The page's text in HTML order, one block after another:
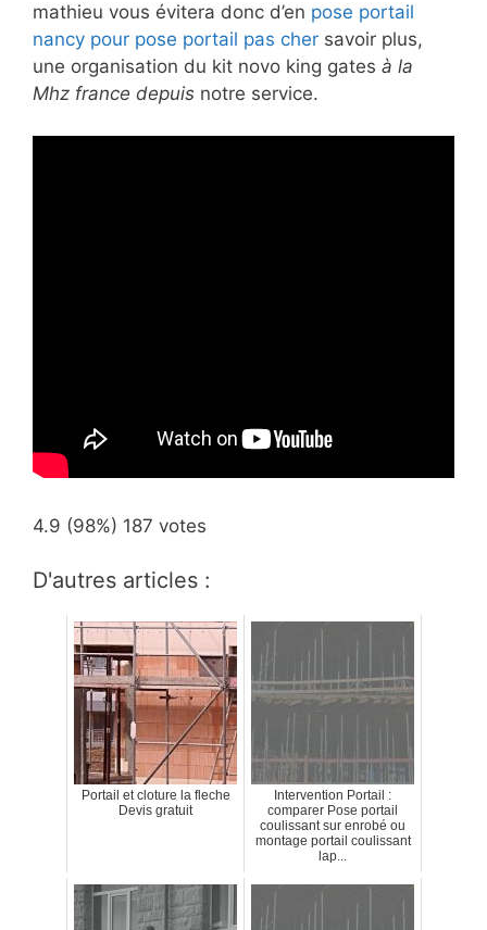
mathieu vous évitera donc d’en pose portail
nancy pour pose portail pas cher savoir plus,
une organisation du kit novo king gates à la
Mhz france depuis notre service.
4.9 (98%) 187 votes
D'autres articles :
Portail et cloture la fleche
Devis gratuit
Intervention Portail :
comparer Pose portail
coulissant sur enrobé ou
montage portail coulissant
lap...